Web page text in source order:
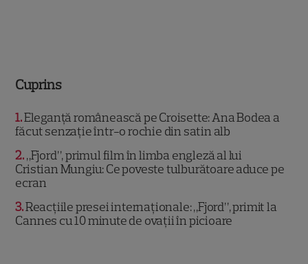
Cuprins
1 Eleganță românească pe Croisette: Ana Bodea a
făcut senzație într-o rochie din satin alb
2 „Fjord”, primul film în limba engleză al lui
Cristian Mungiu: Ce poveste tulburătoare aduce pe
ecran
3 Reacțiile presei internaționale: „Fjord”, primit la
Cannes cu 10 minute de ovații în picioare